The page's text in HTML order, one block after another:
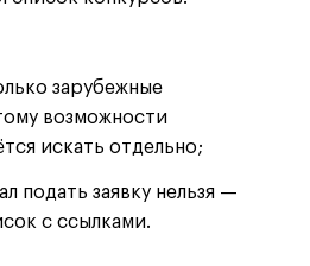
зарубежные
возможности
искать отдельно;
подать заявку нельзя —
с ссылками.